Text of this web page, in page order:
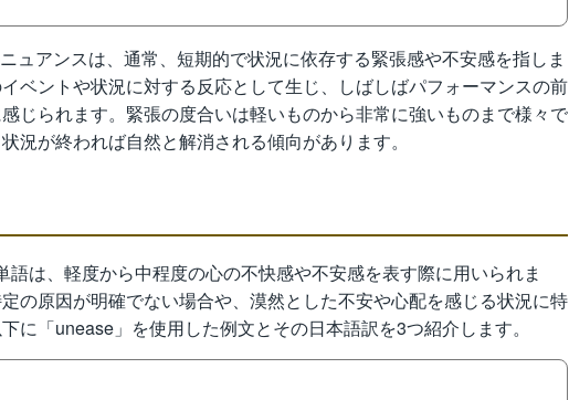
ュアンスは、通常、短期的で状況に依存する緊張感や不安感を指しま
ベントや状況に対する反応として生じ、しばしばパフォーマンスの前
じられます。緊張の度合いは軽いものから非常に強いものまで様々で
況が終われば自然と解消される傾向があります。
語は、軽度から中程度の心の不快感や不安感を表す際に用いられま
の原因が明確でない場合や、漠然とした不安や心配を感じる状況に特
に「unease」を使用した例文とその日本語訳を3つ紹介します。